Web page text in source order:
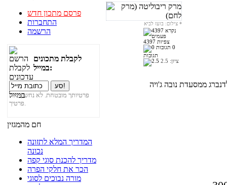
פרסם מתכון חדש
התחברות
הרשמה
לקבלת מתכונים
במייל:
פרטיותך מובטחת. לא נחשוף את
פרטיך.
חם מהמגזין
המדריך המלא לתזונה
נכונה
מדריך להכנת סוגי קפה
הכר את חלקי הפרה
מורה נבוכים לסוגי
*
4397 צפיות
0
תגובות
ציון: 2.5